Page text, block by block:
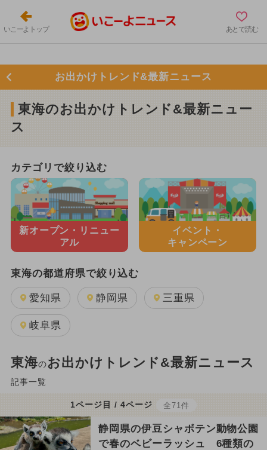
いこーよトップ あとで読む
お出かけトレンド&最新ニュース
東海のお出かけトレンド&最新ニュー
ス
カテゴリで絞り込む
新オープン・ リニュー
アル
イベント・
キャンペーン
東海の都道府県で絞り込む
愛知県 静岡県 三重県
岐阜県
東海のお出かけトレンド&最新ニュース
記事一覧
1ページ目 / 4ページ 全71件
静岡県の伊豆シャボテン動物公園
で春のベビーラッシュ 6種類の